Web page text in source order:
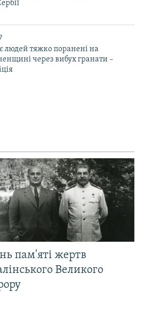
людей тяжко поранені на
через вибух гранати –
пам'яті жертв
Великого